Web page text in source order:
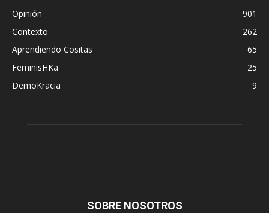
Opinión
901
Contexto
262
Aprendiendo Cositas
65
FeminisHKa
25
DemoKracia
9
SOBRE NOSOTROS